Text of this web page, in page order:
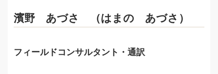
濱野 あづさ （はまの あづさ）
フィールドコンサルタント・通訳